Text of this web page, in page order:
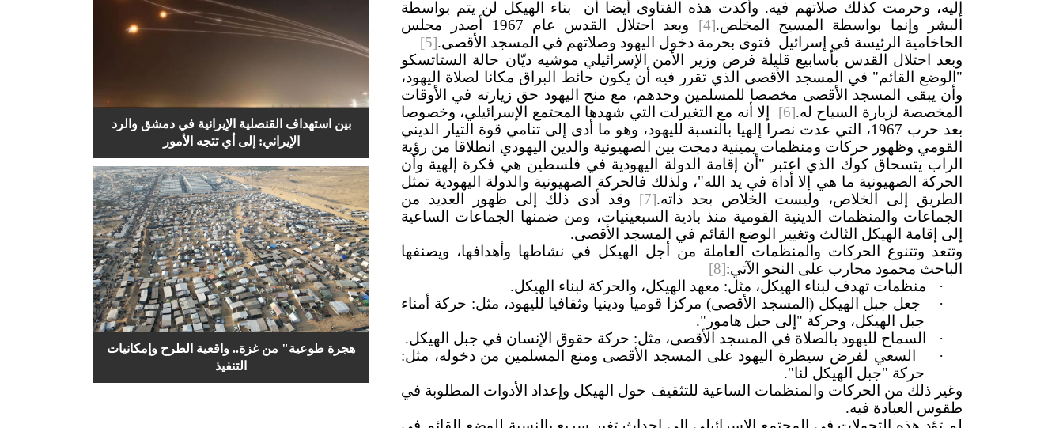
إليه، وحرمت كذلك صلاتهم فيه. وأكدت هذه الفتاوى أيضا أن بناء الهيكل لن يتم بواسطة
البشر وإنما بواسطة المسيح المخلص.[4]
وبعد احتلال القدس عام 1967 أصدر مجلس
الحاخامية الرئيسة في إسرائيل فتوى بحرمة دخول اليهود وصلاتهم في المسجد الأقصى.[5]
وبعد احتلال القدس بأسابيع قليلة فرض وزير الأمن الإسرائيلي موشيه ديّان حالة الستاتسكو
"الوضع القائم" في المسجد الأقصى الذي تقرر فيه أن يكون حائط البراق مكانا لصلاة اليهود،
وأن يبقى المسجد الأقصى مخصصا للمسلمين وحدهم، مع منح اليهود حق زيارته في الأوقات
المخصصة لزيارة السياح له.[6]
إلا أنه مع التغيرلت التي شهدها المجتمع الإسرائيلي، وخصوصا
بعد حرب 1967، التي عدت نصرا إلهيا بالنسبة لليهود، وهو ما أدى إلى تنامي قوة التيار الديني
القومي وظهور حركات ومنظمات يمينية دمجت بين الصهيونية والدين اليهودي انطلاقا من رؤية
الراب يتسحاق كوك الذي اعتبر "أن إقامة الدولة اليهودية في فلسطين هي فكرة إلهية وأن
الحركة الصهيونية ما هي إلا أداة في يد الله"، ولذلك فالحركة الصهيونية والدولة اليهودية تمثل
الطريق إلى الخلاص، وليست الخلاص بحد ذاته.[7] وقد أدى ذلك إلى ظهور العديد من
الجماعات والمنظمات الدينية القومية منذ بادية السبعينيات، ومن ضمنها الجماعات الساعية
إلى إقامة الهيكل الثالث وتغيير الوضع القائم في المسجد الأقصى.
وتتعد وتتنوع الحركات والمنظمات العاملة من أجل الهيكل في نشاطها وأهدافها، ويصنفها
الباحث محمود محارب على النحو الآتي:[8]
·
منظمات تهدف لبناء الهيكل، مثل: معهد الهيكل، والحركة لبناء الهيكل.
·
جعل جبل الهيكل (المسجد الأقصى) مركزا قوميا ودينيا وثقافيا لليهود، مثل: حركة أمناء
جبل الهيكل، وحركة "إلى جبل هامور".
·
السماح لليهود بالصلاة في المسجد الأقصى، مثل: حركة حقوق الإنسان في جبل الهيكل.
·
السعي لفرض سيطرة اليهود على المسجد الأقصى ومنع المسلمين من دخوله، مثل:
حركة "جبل الهيكل لنا".
وغير ذلك من الحركات والمنظمات الساعية للتثقيف حول الهيكل وإعداد الأدوات المطلوبة في
طقوس العبادة فيه.
بين استهداف القنصلية الإيرانية في دمشق والرد
الإيراني: إلى أي تتجه الأمور
هجرة طوعية" من غزة.. واقعية الطرح وإمكانيات
التنفيذ